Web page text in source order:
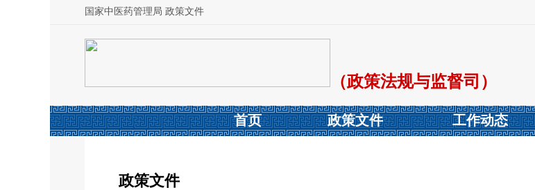
国家中医药管理局 政策文件
（政策法规与监督司）
首页 政策文件 工作动态
政策文件